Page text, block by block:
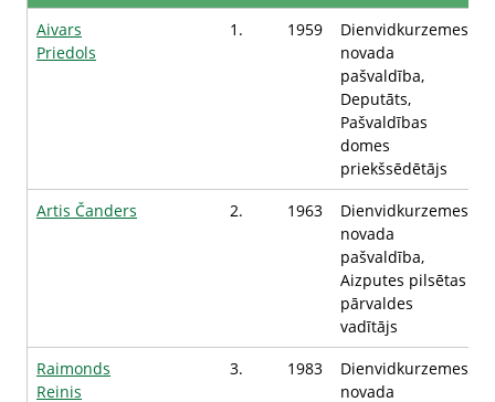
Aivars
Priedols
1. 1959
Dienvidkurzemes
novada
pašvaldība,
Deputāts,
Pašvaldības
domes
priekšsēdētājs
Artis Čanders
2. 1963
Dienvidkurzemes
novada
pašvaldība,
Aizputes pilsētas
pārvaldes
vadītājs
Raimonds
Reinis
3. 1983
Dienvidkurzemes
novada